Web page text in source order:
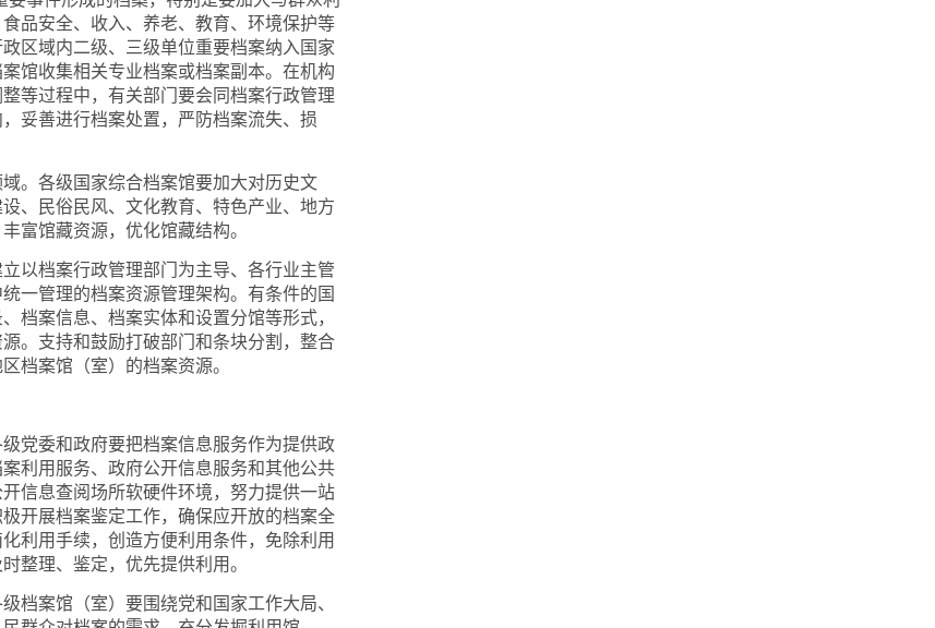
品安全、收入、养老、教育、环境保护等
区域内二级、三级单位重要档案纳入国家
馆收集相关专业档案或档案副本。在机构
等过程中，有关部门要会同档案行政管理
妥善进行档案处置，严防档案流失、损
各级国家综合档案馆要加大对历史文
、民俗民风、文化教育、特色产业、地方
富馆藏资源，优化馆藏结构。
档案行政管理部门为主导、各行业主管
一管理的档案资源管理架构。有条件的国
档案信息、档案实体和设置分馆等形式，
。支持和鼓励打破部门和条块分割，整合
档案馆（室）的档案资源。
委和政府要把档案信息服务作为提供政
利用服务、政府公开信息服务和其他公共
信息查阅场所软硬件环境，努力提供一站
开展档案鉴定工作，确保应开放的档案全
利用手续，创造方便利用条件，免除利用
整理、鉴定，优先提供利用。
案馆（室）要围绕党和国家工作大局、